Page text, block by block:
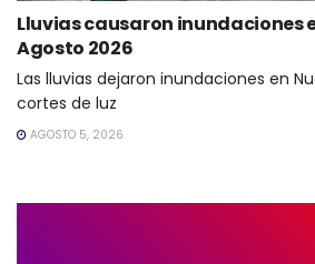
Lluvias causaron inundaciones
Agosto 2026
Las lluvias dejaron inundaciones en
cortes de luz
AGOSTO 5, 2026